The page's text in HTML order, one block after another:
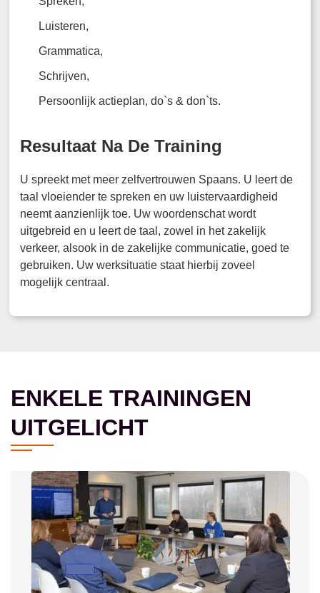
Luisteren,
Grammatica,
Schrijven,
Persoonlijk actieplan, do`s & don`ts.
Resultaat Na De Training
U spreekt met meer zelfvertrouwen Spaans. U leert de
taal vloeiender te spreken en uw luistervaardigheid
neemt aanzienlijk toe. Uw woordenschat wordt
uitgebreid en u leert de taal, zowel in het zakelijk
verkeer, alsook in de zakelijke communicatie, goed te
gebruiken. Uw werksituatie staat hierbij zoveel
mogelijk centraal.
ENKELE TRAININGEN
UITGELICHT